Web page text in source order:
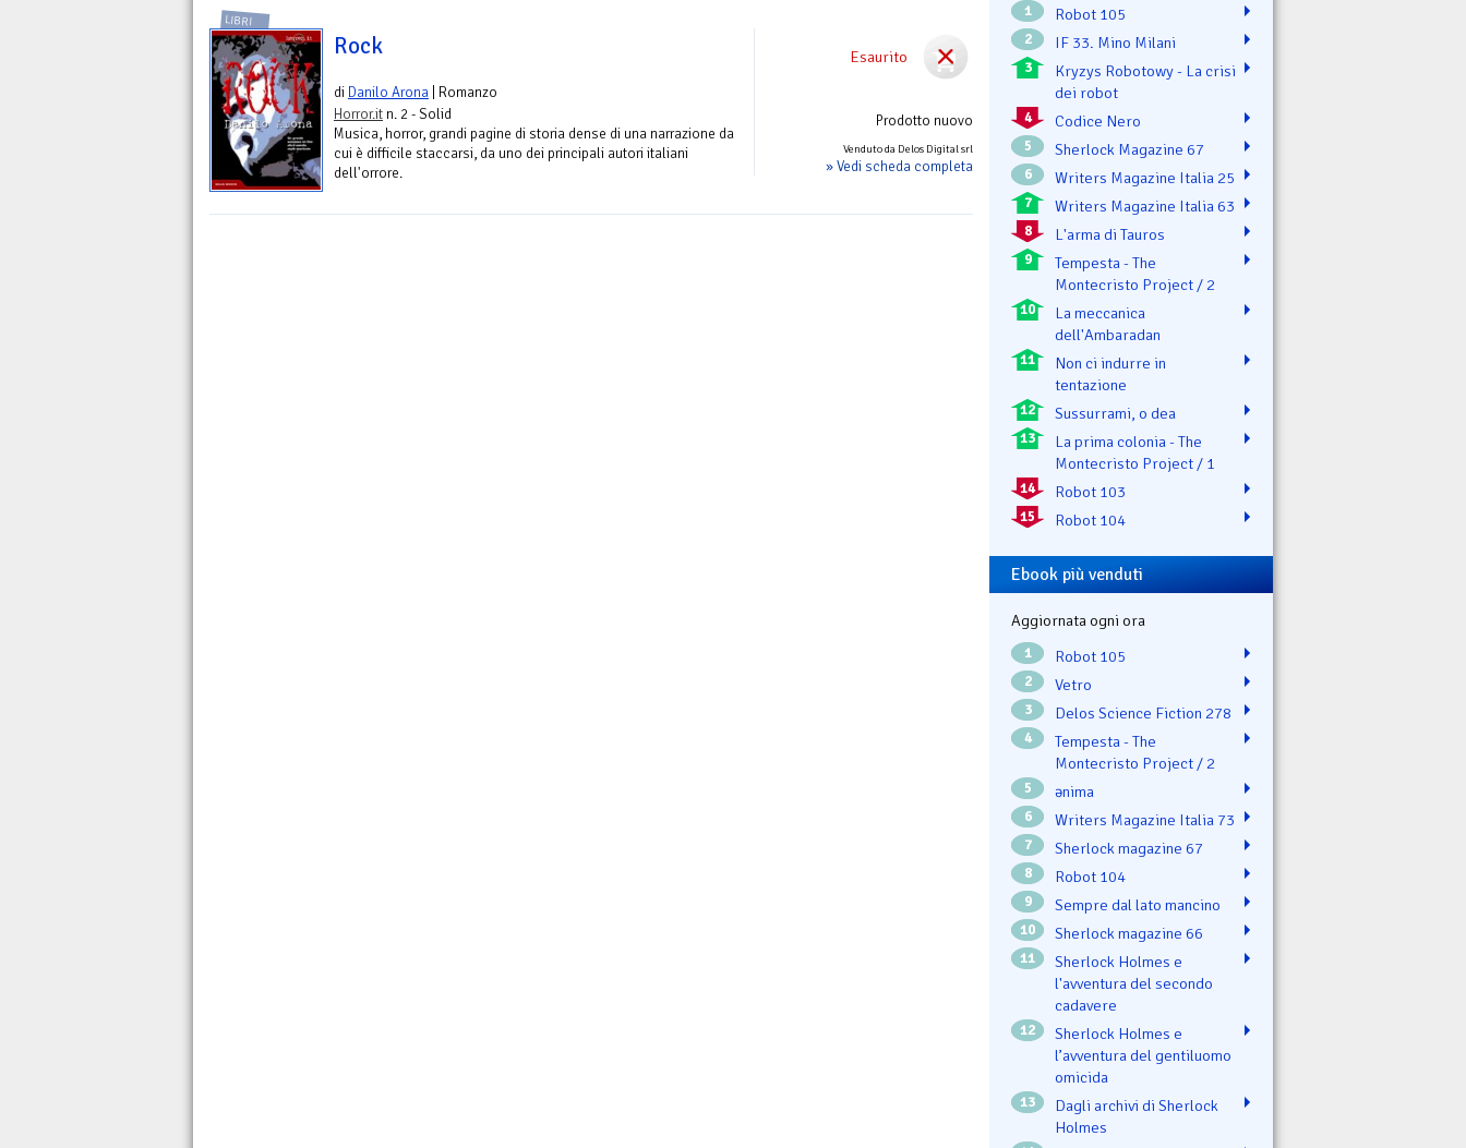
Esaurito
Prodotto nuovo
Venduto da Delos Digital srl
» Vedi scheda completa
LIBRI
Rock
di Danilo Arona | Romanzo
Horror.it n. 2 - Solid
Musica, horror, grandi pagine di storia dense di una narrazione da
cui è difficile staccarsi, da uno dei principali autori italiani
dell'orrore.
1 Robot 105
2 IF 33. Mino Milani
3
Kryzys Robotowy - La crisi
dei robot
4 Codice Nero
5 Sherlock Magazine 67
6 Writers Magazine Italia 25
7 Writers Magazine Italia 63
8 L'arma di Tauros
9
Tempesta - The
Montecristo Project / 2
10
La meccanica
dell'Ambaradan
11
Non ci indurre in
tentazione
12 Sussurrami, o dea
13
La prima colonia - The
Montecristo Project / 1
14 Robot 103
15 Robot 104
Ebook più venduti
Aggiornata ogni ora
1 Robot 105
2 Vetro
3 Delos Science Fiction 278
4
Tempesta - The
Montecristo Project / 2
5 ənima
6 Writers Magazine Italia 73
7 Sherlock magazine 67
8 Robot 104
9 Sempre dal lato mancino
10 Sherlock magazine 66
11
Sherlock Holmes e
l'avventura del secondo
cadavere
12
Sherlock Holmes e
l’avventura del gentiluomo
omicida
13
Dagli archivi di Sherlock
Holmes